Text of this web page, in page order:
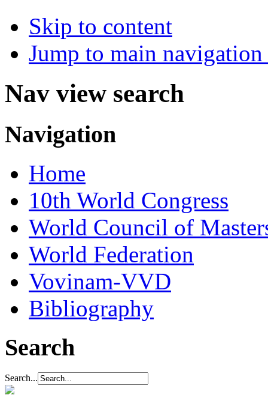
Skip to content
Jump to main
Nav view search
Navigation
Home
10th World Congress
World Council of
World Federation
Vovinam-VVD
Bibliography
Search
Search...